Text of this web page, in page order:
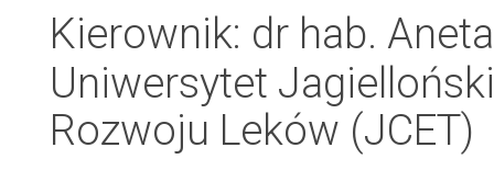
Kierownik: dr hab.
Uniwersytet
Rozwoju Leków (JCET)